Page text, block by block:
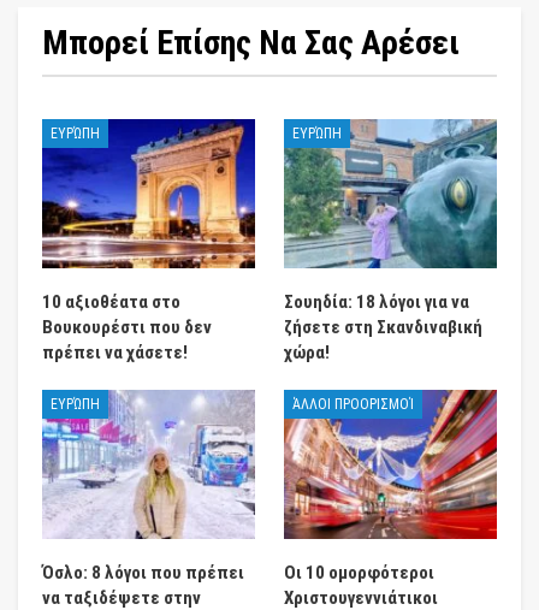
Μπορεί Επίσης Να Σας Αρέσει
ΕΥΡΏΠΗ
10 αξιοθέατα στο
Βουκουρέστι που δεν
πρέπει να χάσετε!
ΕΥΡΏΠΗ
Σουηδία: 18 λόγοι για να
ζήσετε στη Σκανδιναβική
χώρα!
ΕΥΡΏΠΗ
Όσλο: 8 λόγοι που πρέπει
να ταξιδέψετε στην
ΆΛΛΟΙ ΠΡΟΟΡΙΣΜΟΊ
Οι 10 ομορφότεροι
Χριστουγεννιάτικοι